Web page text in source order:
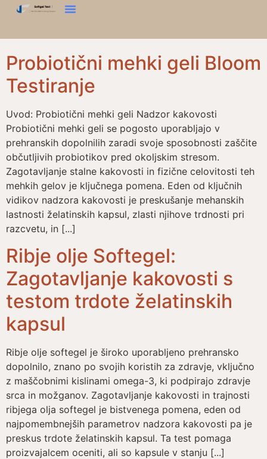
Probiotični mehki geli Bloom
Testiranje
Uvod: Probiotični mehki geli Nadzor kakovosti
Probiotični mehki geli se pogosto uporabljajo v
prehranskih dopolnilih zaradi svoje sposobnosti zaščite
občutljivih probiotikov pred okoljskim stresom.
Zagotavljanje stalne kakovosti in fizične celovitosti teh
mehkih gelov je ključnega pomena. Eden od ključnih
vidikov nadzora kakovosti je preskušanje mehanskih
lastnosti želatinskih kapsul, zlasti njihove trdnosti pri
razcvetu, in [...]
Ribje olje Softegel:
Zagotavljanje kakovosti s
testom trdote želatinskih
kapsul
Ribje olje softegel je široko uporabljeno prehransko
dopolnilo, znano po svojih koristih za zdravje, vključno
z maščobnimi kislinami omega-3, ki podpirajo zdravje
srca in možganov. Zagotavljanje kakovosti in trajnosti
ribjega olja softegel je bistvenega pomena, eden od
najpomembnejših parametrov nadzora kakovosti pa je
preskus trdote želatinskih kapsul. Ta test pomaga
proizvajalcem oceniti, ali so kapsule v stanju [...]